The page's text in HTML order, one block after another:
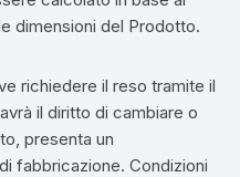
dimensioni del Prodotto.
richiedere il reso tramite il
il diritto di cambiare o
presenta un
fabbricazione. Condizioni